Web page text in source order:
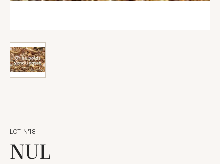
LOT N°18
NUL